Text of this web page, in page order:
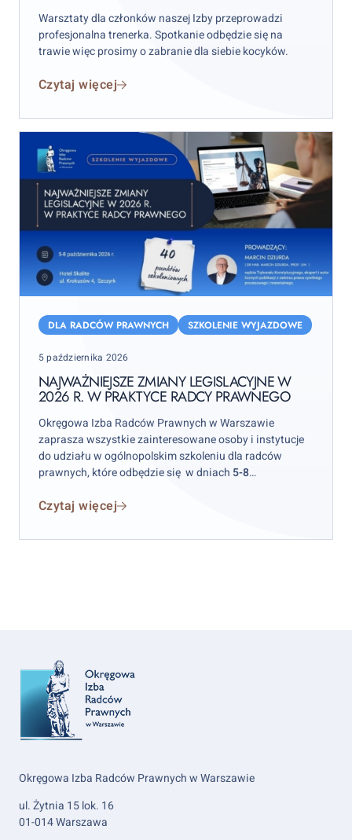
Warsztaty dla członków naszej Izby przeprowadzi
profesjonalna trenerka. Spotkanie odbędzie się na
trawie więc prosimy o zabranie dla siebie kocyków.
Czytaj więcej
zmiany
2026
praktyce
radcy
prawnego
DLA RADCÓW PRAWNYCH SZKOLENIE WYJAZDOWE
Posted
5 października 2026
NAJWAŻNIEJSZE ZMIANY LEGISLACYJNE W
2026 R. W PRAKTYCE RADCY PRAWNEGO
Okręgowa Izba Radców Prawnych w Warszawie
zaprasza wszystkie zainteresowane osoby i instytucje
do udziału w ogólnopolskim szkoleniu dla radców
prawnych, które odbędzie się w dniach 5-8
Czytaj więcej
Okręgowa Izba Radców Prawnych w Warszawie
ul. Żytnia 15 lok. 16
01-014 Warszawa